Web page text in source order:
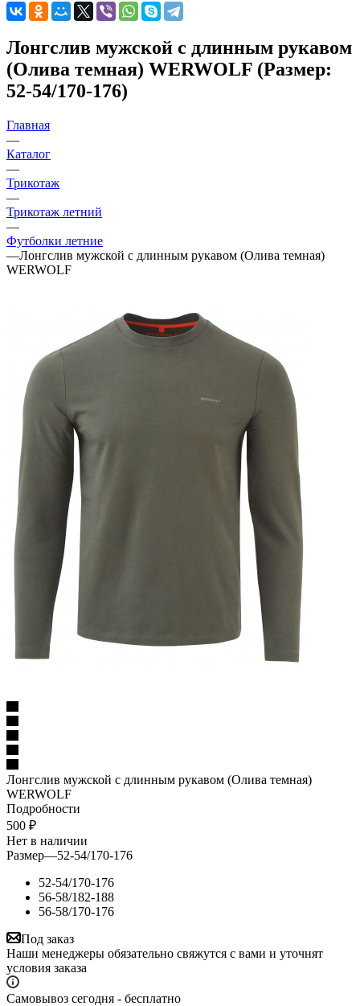
Лонгслив мужской с длинным рукавом
(Олива темная) WERWOLF (Размер:
52-54/170-176)
Главная
—
Каталог
—
Трикотаж
—
Трикотаж летний
—
Футболки летние
—Лонгслив мужской с длинным рукавом (Олива темная)
WERWOLF
Лонгслив мужской с длинным рукавом (Олива темная)
WERWOLF
Подробности
500 ₽
Нет в наличии
Размер—52-54/170-176
52-54/170-176
56-58/182-188
56-58/170-176
Под заказ
Наши менеджеры обязательно свяжутся с вами и уточнят
условия заказа
Самовывоз сегодня - бесплатно